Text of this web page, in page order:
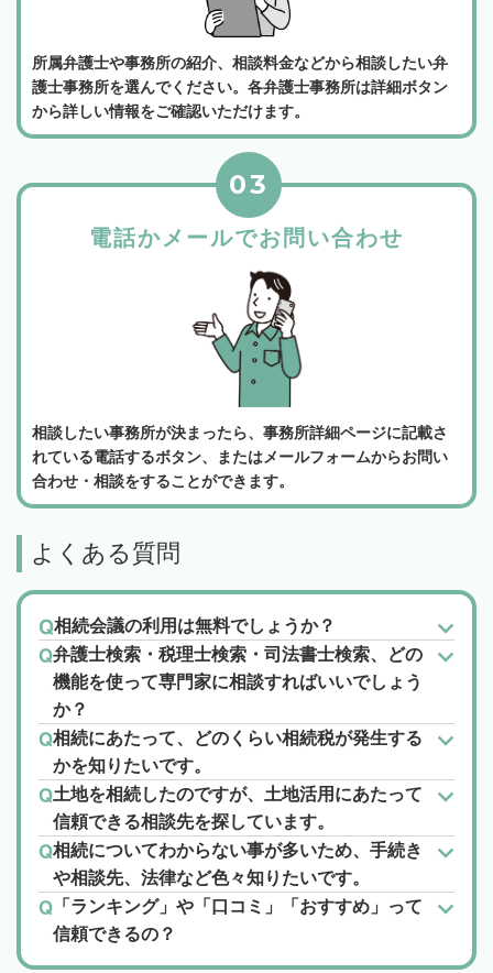
所属弁護士や事務所の紹介、相談料金などから相談したい弁
護士事務所を選んでください。各弁護士事務所は詳細ボタン
から詳しい情報をご確認いただけます。
電話かメールでお問い合わせ
03
相談したい事務所が決まったら、事務所詳細ページに記載さ
れている電話するボタン、またはメールフォームからお問い
合わせ・相談をすることができます。
よくある質問
相続会議の利用は無料でしょうか？
弁護士検索・税理士検索・司法書士検索、どの
機能を使って専門家に相談すればいいでしょう
か？
相続にあたって、どのくらい相続税が発生する
かを知りたいです。
土地を相続したのですが、土地活用にあたって
信頼できる相談先を探しています。
相続についてわからない事が多いため、手続き
や相談先、法律など色々知りたいです。
「ランキング」や「口コミ」「おすすめ」って
信頼できるの？